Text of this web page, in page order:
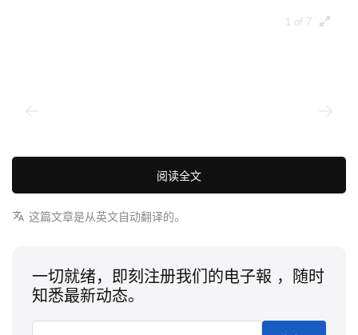
1 of 7
邀请了风格意见领袖 Luka Sabbat 出镜，示范如何玩
转这次胶囊系列中的精选单品。Sabbat 完全凭直觉
阅读全文
这篇文章是从英文自动翻译的。
一切就绪，即刻注册我们的电子報 ，随时
知悉最新动态。